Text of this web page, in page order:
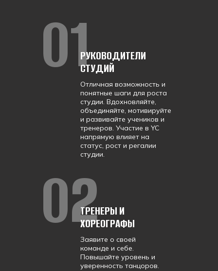
01РУКОВОДИТЕЛИ
СТУДИЙ
Отличная возможность и
понятные шаги для роста
студии. Вдохновляйте,
объединяйте, мотивируйте
и развивайте учеников и
тренеров. Участие в YC
напрямую влияет на
статус, рост и регалии
студии.
02Заявите о своей
команде и себе.
Повышайте уровень и
уверенность танцоров.
ТРЕНЕРЫ И
ХОРЕОГРАФЫ